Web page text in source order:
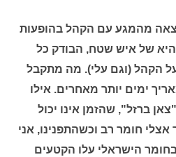
מהמגע עם הקהל בהופעות
היא של איש שטח, הבודק כל
הקהל (וגם עלי). מה מתקבל
ימים יותר מאחרים. אילו
"צאן ברזל", שהזמן אינו יכול
חומר רב וכשהתפנינו, אני
הישראלי עלו הקטעים